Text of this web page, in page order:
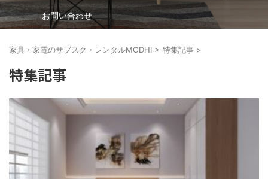
お問い合わせ
家具・家電のサブスク・レンタルMODHI > 特集記事 >
特集記事